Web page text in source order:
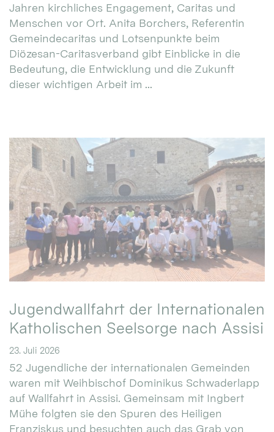
Jahren kirchliches Engagement, Caritas und
Menschen vor Ort. Anita Borchers, Referentin
Gemeindecaritas und Lotsenpunkte beim
Diözesan-Caritasverband gibt Einblicke in die
Bedeutung, die Entwicklung und die Zukunft
dieser wichtigen Arbeit im ...
Jugendwallfahrt der Internationalen
Katholischen Seelsorge nach Assisi
23. Juli 2026
52 Jugendliche der internationalen Gemeinden
waren mit Weihbischof Dominikus Schwaderlapp
auf Wallfahrt in Assisi. Gemeinsam mit Ingbert
Mühe folgten sie den Spuren des Heiligen
Franziskus und besuchten auch das Grab von